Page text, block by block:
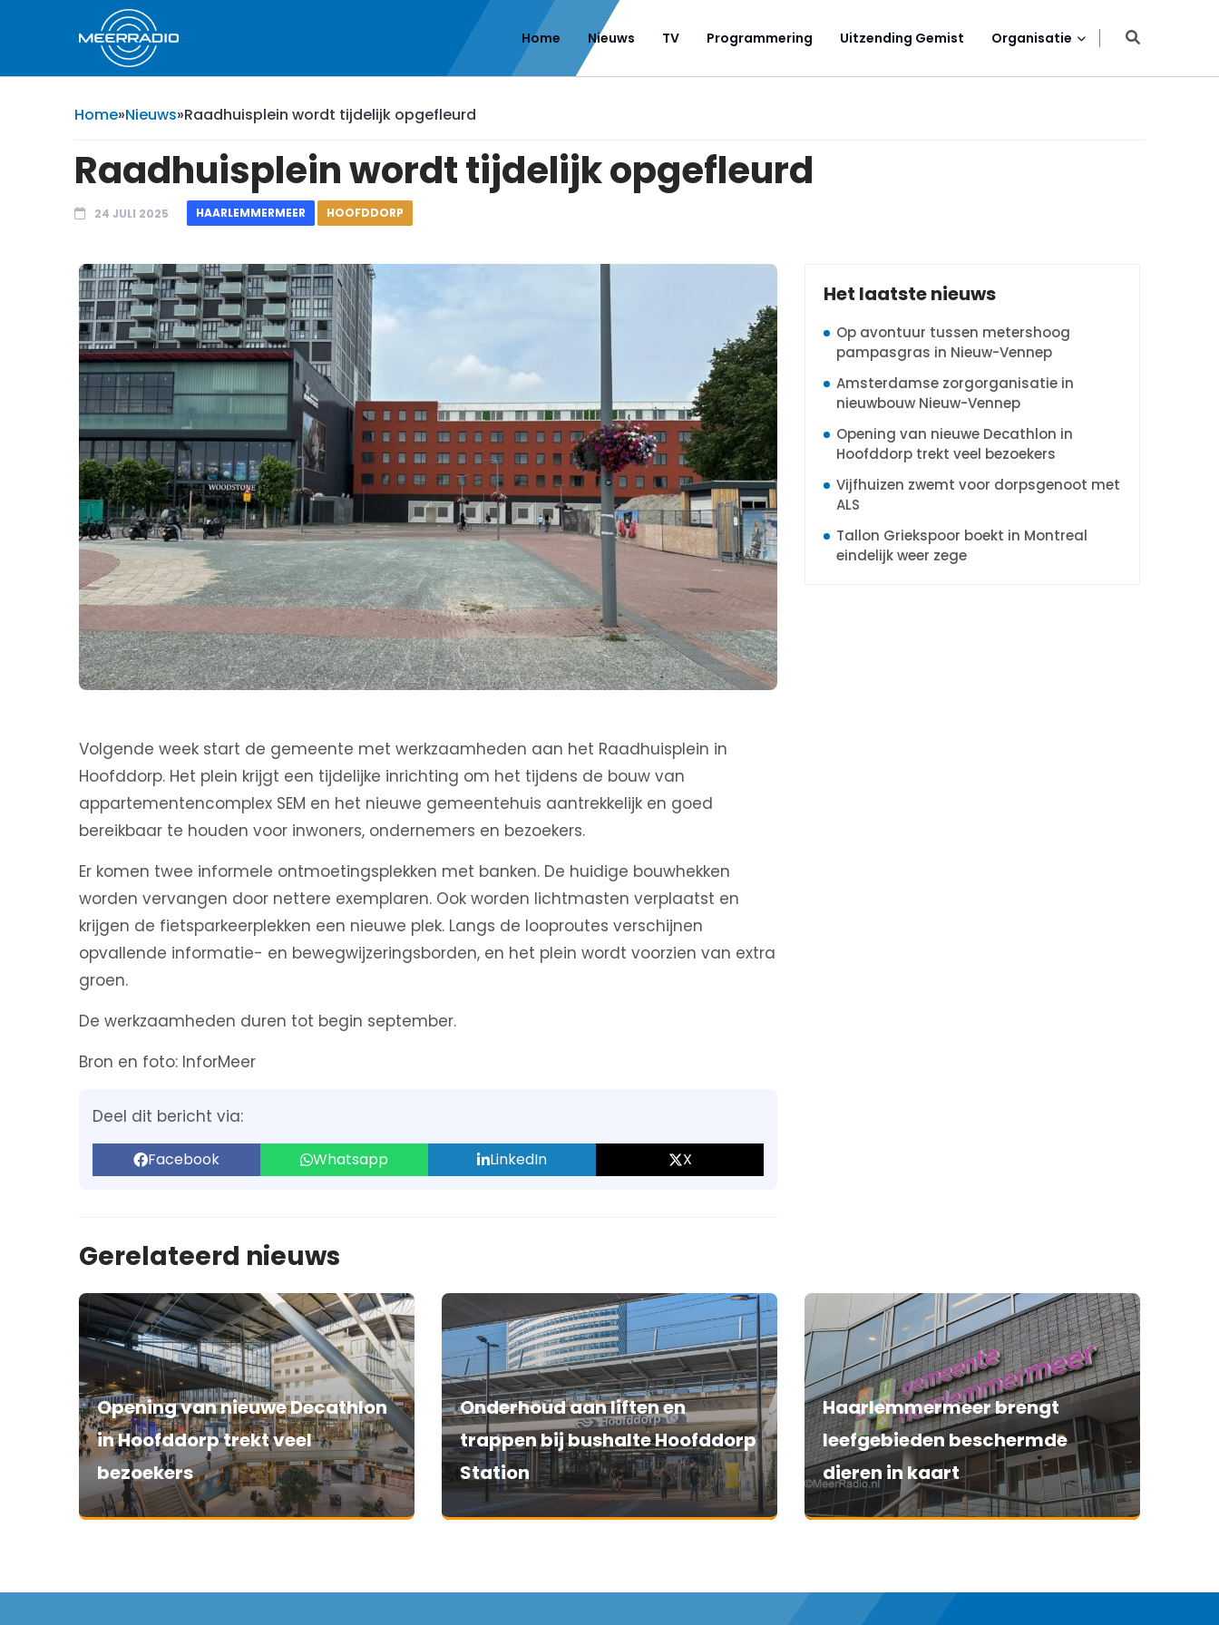
Home Nieuws TV Programmering Uitzending Gemist Organisatie
Home»Nieuws»Raadhuisplein wordt tijdelijk opgefleurd
Raadhuisplein wordt tijdelijk opgefleurd
24 JULI 2025 HAARLEMMERMEER HOOFDDORP
Volgende week start de gemeente met werkzaamheden aan het Raadhuisplein in
Hoofddorp. Het plein krijgt een tijdelijke inrichting om het tijdens de bouw van
appartementencomplex SEM en het nieuwe gemeentehuis aantrekkelijk en goed
bereikbaar te houden voor inwoners, ondernemers en bezoekers.
Er komen twee informele ontmoetingsplekken met banken. De huidige bouwhekken
worden vervangen door nettere exemplaren. Ook worden lichtmasten verplaatst en
krijgen de fietsparkeerplekken een nieuwe plek. Langs de looproutes verschijnen
opvallende informatie- en bewegwijzeringsborden, en het plein wordt voorzien van extra
groen.
De werkzaamheden duren tot begin september.
Bron en foto: InforMeer
Deel dit bericht via:
Facebook Whatsapp LinkedIn X
Het laatste nieuws
Op avontuur tussen metershoog
pampasgras in Nieuw-Vennep
Amsterdamse zorgorganisatie in
nieuwbouw Nieuw-Vennep
Opening van nieuwe Decathlon in
Hoofddorp trekt veel bezoekers
Vijfhuizen zwemt voor dorpsgenoot met
ALS
Tallon Griekspoor boekt in Montreal
eindelijk weer zege
Gerelateerd nieuws
Opening van nieuwe Decathlon
in Hoofddorp trekt veel
bezoekers
Onderhoud aan liften en
trappen bij bushalte Hoofddorp
Station
Haarlemmermeer brengt
leefgebieden beschermde
dieren in kaart